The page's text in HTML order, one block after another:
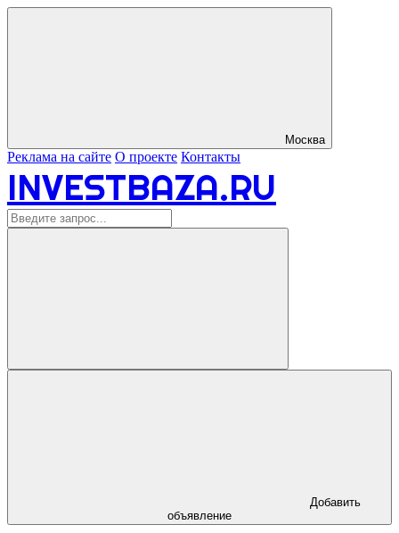
Москва
Реклама на сайте О проекте Контакты
INVESTBAZA.RU
объявление